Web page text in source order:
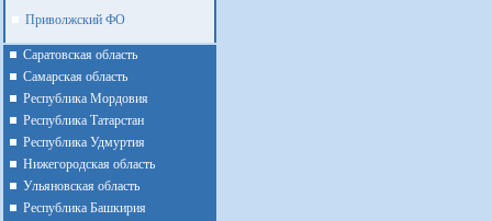
Приволжский ФО
Cаратовская область
Cамарская область
Республика Мордовия
Республика Татарстан
Республика Удмуртия
Нижегородская область
Ульяновская область
Республика Башкирия